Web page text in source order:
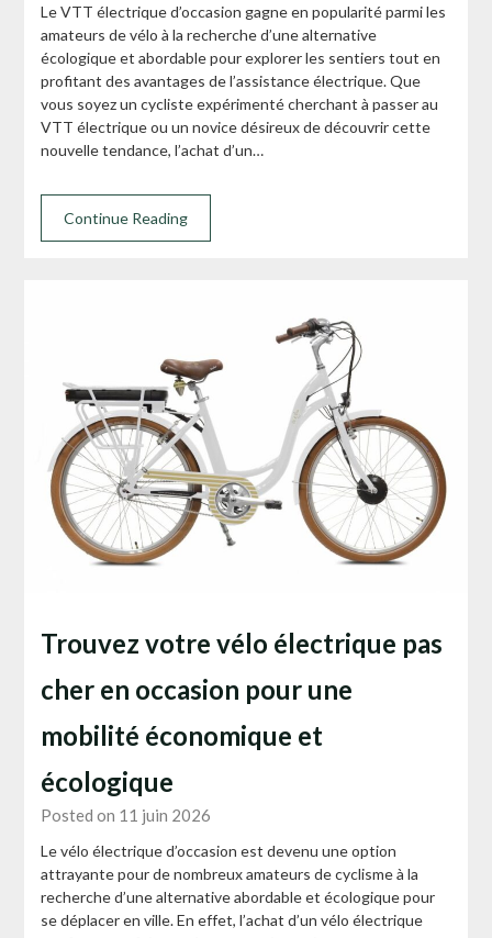
Le VTT électrique d’occasion gagne en popularité parmi les
amateurs de vélo à la recherche d’une alternative
écologique et abordable pour explorer les sentiers tout en
profitant des avantages de l’assistance électrique. Que
vous soyez un cycliste expérimenté cherchant à passer au
VTT électrique ou un novice désireux de découvrir cette
nouvelle tendance, l’achat d’un…
Continue Reading
Trouvez votre vélo électrique pas
cher en occasion pour une
mobilité économique et
écologique
Posted on 11 juin 2026
Le vélo électrique d’occasion est devenu une option
attrayante pour de nombreux amateurs de cyclisme à la
recherche d’une alternative abordable et écologique pour
se déplacer en ville. En effet, l’achat d’un vélo électrique